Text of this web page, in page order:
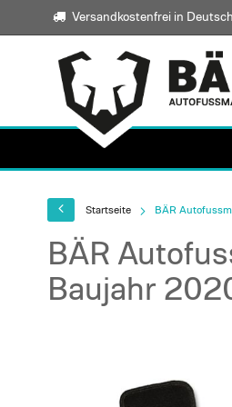
Versandkostenfrei in
Startseite BÄR
BÄR
Baujahr